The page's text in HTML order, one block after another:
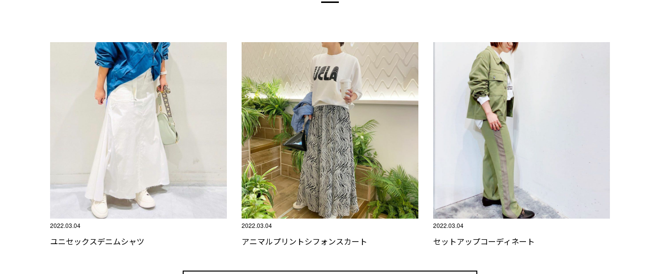
2022.03.04
ユニセックスデニムシャツ
2022.03.04
アニマルプリントシフォンスカート
2022.03.04
セットアップコーディネート